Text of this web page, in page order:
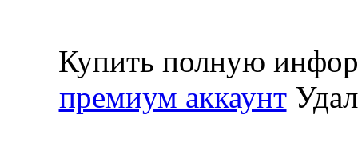
Купить полную
премиум аккаунт